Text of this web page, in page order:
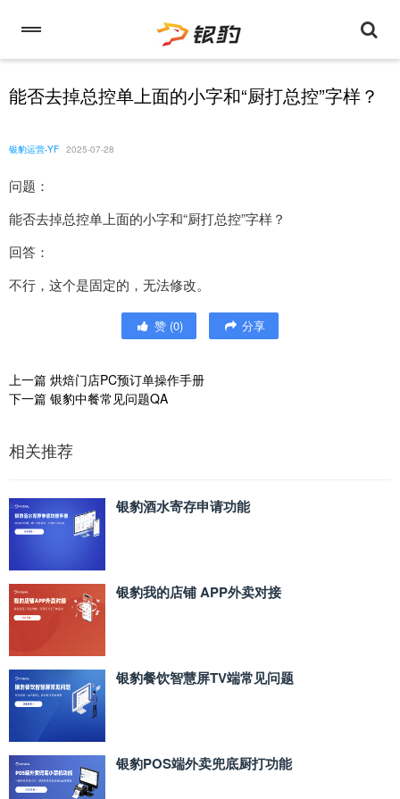
能否去掉总控单上面的小字和“厨打总控”字样？
银豹运营-YF 2025-07-28
问题：
能否去掉总控单上面的小字和“厨打总控”字样？
回答：
不行，这个是固定的，无法修改。
赞 (0) 分享
上一篇 烘焙门店PC预订单操作手册
下一篇 银豹中餐常见问题QA
相关推荐
银豹酒水寄存申请功能
银豹我的店铺 APP外卖对接
银豹餐饮智慧屏TV端常见问题
银豹POS端外卖兜底厨打功能